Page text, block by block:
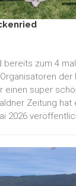
bereits zum 4
einen super
Zeitung hat
2026